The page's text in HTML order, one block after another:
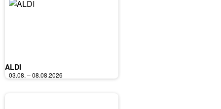
ALDI
03.08. – 08.08.2026